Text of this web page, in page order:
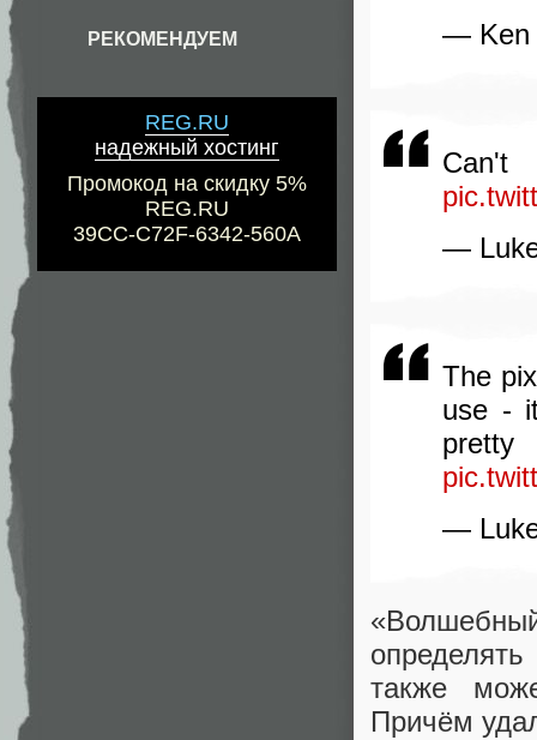
РЕКОМЕНДУЕМ
REG.RU
надежный хостинг
Промокод на скидку 5%
REG.RU
39CC-C72F-6342-560A
— Ken
—
The
use -
—
также
Причём